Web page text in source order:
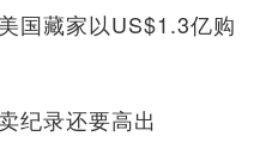
国藏家以US$1.3亿购
纪录还要高出